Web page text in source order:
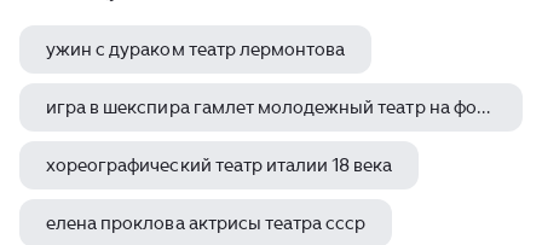
ужин с дураком театр лермонтова
игра в шекспира гамлет молодежный театр на фонтанке отзывы
хореографический театр италии 18 века
елена проклова актрисы театра ссср